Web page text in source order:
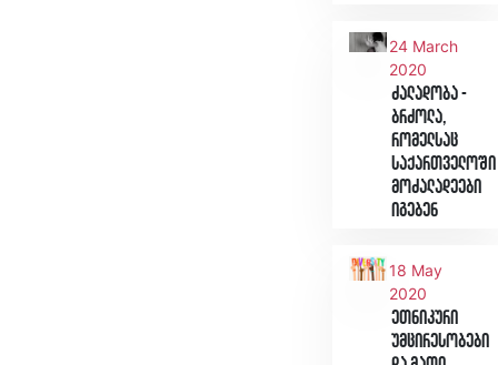
24 March
2020
ძალადობა -
ბრძოლა,
რომელსაც
საქართველოში
მოძალადეები
იგებენ
18 May
2020
ეთნიკური
უმცირესობები